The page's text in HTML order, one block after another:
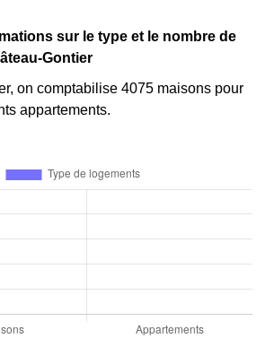
sur le type et le nombre de
Gontier
on comptabilise 4075 maisons pour
appartements.